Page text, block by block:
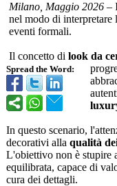
Spread the Word:
Milano, Maggio 2026 –
nel modo di interpretare
eventi formali.
Il concetto di look da
In questo scenario,
decorativi alla qualità
L'obiettivo non è stupire
equilibrata, capace di
cura dei dettagli.